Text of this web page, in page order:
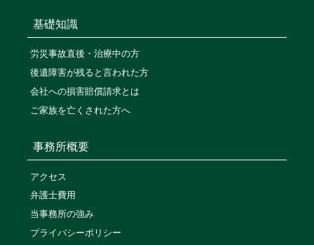
基礎知識
労災事故直後・治療中の方
後遺障害が残ると言われた方
会社への損害賠償請求とは
ご家族を亡くされた方へ
事務所概要
アクセス
弁護士費用
当事務所の強み
プライバシーポリシー